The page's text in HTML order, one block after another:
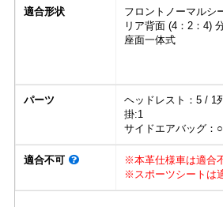
適合形状
フロントノーマルシ
リア背面 (4：2：4)
座面一体式
パーツ
ヘッドレスト：5 / 1
掛:1
サイドエアバッグ：○
適合不可
※本革仕様車は適合
※スポーツシートは